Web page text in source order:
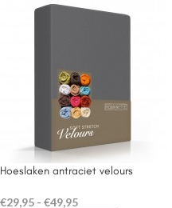
Hoeslaken antraciet velours
€29,95 - €49,95